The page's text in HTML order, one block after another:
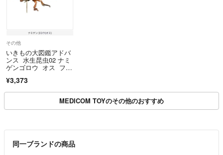
その他
いきもの大図鑑アドバ
ンス 水生昆虫02 ナミ
ゲンゴロウ オス フィ
鑑 ガシャポン
¥3,373
MEDICOM TOYのその他のおすすめ
同一ブランドの商品